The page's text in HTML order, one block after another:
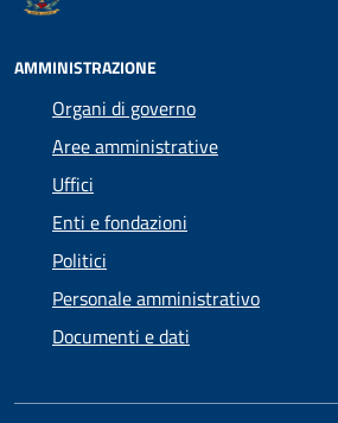
AMMINISTRAZIONE
Organi di governo
Aree amministrative
Uffici
Enti e fondazioni
Politici
Personale amministrativo
Documenti e dati